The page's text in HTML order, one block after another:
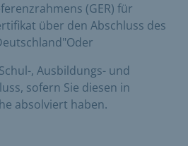
(GER) für
über den Abschluss des
, Ausbildungs- und
sofern Sie diesen in
absolviert haben.